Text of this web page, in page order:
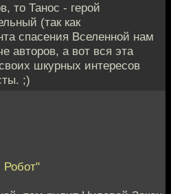
то Танос - герой
(так как
спасения Вселенной нам
авторов, а вот вся эта
шкурных интересов
;)